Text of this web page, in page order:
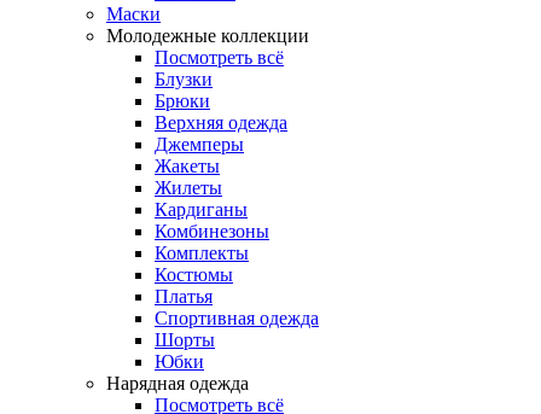
Маски
Молодежные коллекции
Посмотреть всё
Блузки
Брюки
Верхняя одежда
Джемперы
Жакеты
Жилеты
Кардиганы
Комбинезоны
Комплекты
Костюмы
Платья
Спортивная одежда
Шорты
Юбки
Нарядная одежда
Посмотреть всё